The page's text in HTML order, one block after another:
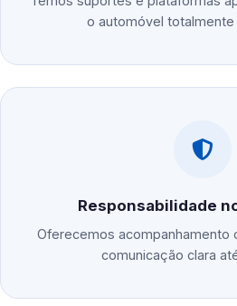
o automóvel totalmente
Responsabilidade
Oferecemos acompanhamento
comunicação clara